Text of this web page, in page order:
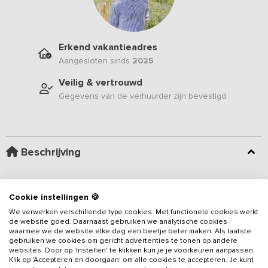
Erkend vakantieadres
Aangesloten sinds 2025
Veilig & vertrouwd
Gegevens van de verhuurder zijn bevestigd
Beschrijving
In dit prachtige 10-persoons vakantieadres merk je meteen dat er
veel aandacht is besteed aan de inrichting. Zodra je de gezellige
woonkamer betreedt inloopt, zie je de banken rondom de haard
en kun je je verheugen op lange avonden met jouw familieleden
of vrienden. Bovendien kun je heerlijk ontspannen in de
barrelsauna of de houtgestookte hottub, waarvan het gebruik in
de huurprijs is inbegrepen. Met 5 slaapkamers en 5 badkamers, is
Lees meer
Cookie instellingen 🍪
We verwerken verschillende type cookies. Met functionele cookies werkt
de website goed. Daarnaast gebruiken we analytische cookies
waarmee we de website elke dag een beetje beter maken. Als laatste
gebruiken we cookies om gericht advertenties te tonen op andere
websites. Door op 'Instellen' te klikken kun je je voorkeuren aanpassen.
Klik op 'Accepteren en doorgaan' om alle cookies te accepteren. Je kunt